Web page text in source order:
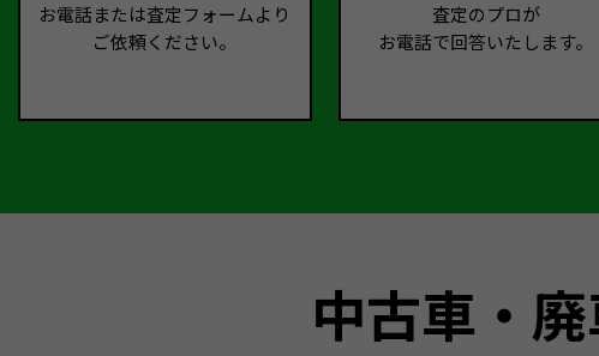
お電話または査定フォームより
ご依頼ください。
査定のプロが
お電話で回答いたします。
中古車・